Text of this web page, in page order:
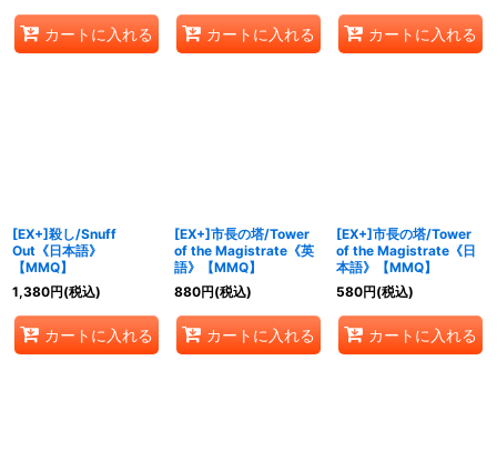
カートに入れる カートに入れる カートに入れる
[EX+]殺し/Snuff
Out《日本語》
【MMQ】
1,380円(税込)
カートに入れる
[EX+]市長の塔/Tower
of the Magistrate《英
語》【MMQ】
880円(税込)
カートに入れる
[EX+]市長の塔/Tower
of the Magistrate《日
本語》【MMQ】
580円(税込)
カートに入れる